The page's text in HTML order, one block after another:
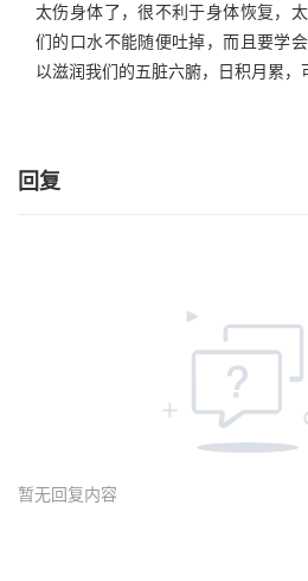
太伤身体了，很不利于身体恢复，
们的口水不能随便吐掉，而且要学
以滋润我们的五脏六腑，日积月累，
回复
暂无回复内容